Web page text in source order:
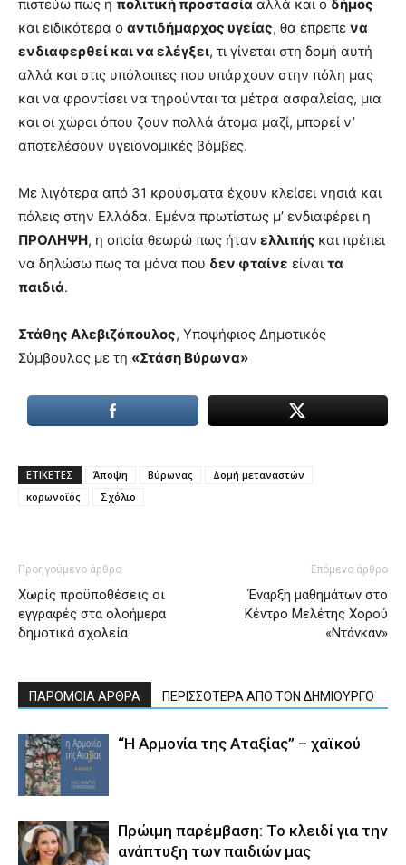
πιστεύω πως η πολιτική προστασία αλλά και ο δήμος
και ειδικότερα ο αντιδήμαρχος υγείας, θα έπρεπε να
ενδιαφερθεί και να ελέγξει, τι γίνεται στη δομή αυτή
αλλά και στις υπόλοιπες που υπάρχουν στην πόλη μας
και να φροντίσει να τηρούνται τα μέτρα ασφαλείας, μια
και οι χώροι όπου ζουν πολλά άτομα μαζί, μπορεί ν’
αποτελέσουν υγειονομικές βόμβες.
Με λιγότερα από 31 κρούσματα έχουν κλείσει νησιά και
πόλεις στην Ελλάδα. Εμένα πρωτίστως μ’ ενδιαφέρει η
ΠΡΟΛΗΨΗ, η οποία θεωρώ πως ήταν ελλιπής και πρέπει
να δηλώσω πως τα μόνα που δεν φταίνε είναι τα
παιδιά.
Στάθης Αλεβιζόπουλος, Υποψήφιος Δηµοτικός
Σύµβουλος µε τη «Στάση Βύρωνα»
ΕΤΙΚΕΤΕΣ Άποψη Βύρωνας
Δομή μεταναστών
κορωνοϊός
Σχόλιο
Προηγούμενο άρθρο
Χωρίς προϋποθέσεις οι
εγγραφές στα ολοήμερα
δημοτικά σχολεία
Επόμενο άρθρο
Έναρξη μαθημάτων στο
Κέντρο Μελέτης Χορού
«Ντάνκαν»
ΠΑΡΟΜΟΙΑ ΑΡΘΡΑ ΠΕΡΙΣΣΟΤΕΡΑ ΑΠΟ ΤΟΝ ΔΗΜΙΟΥΡΓΟ
“Η Αρμονία της Αταξίας” – χαϊκού
Πρώιμη παρέμβαση: Το κλειδί για την
ανάπτυξη των παιδιών µας